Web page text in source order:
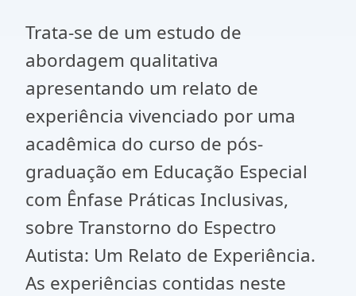
Trata-se de um estudo de
abordagem qualitativa
apresentando um relato de
experiência vivenciado por uma
acadêmica do curso de pós-
graduação em Educação Especial
com Ênfase Práticas Inclusivas,
sobre Transtorno do Espectro
Autista: Um Relato de Experiência.
As experiências contidas neste